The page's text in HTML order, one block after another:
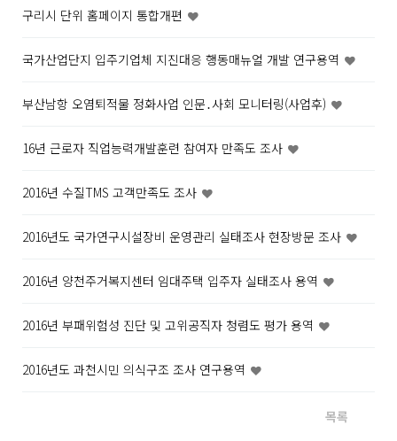
구리시 단위 홈페이지 통합개편
국가산업단지 입주기업체 지진대응 행동매뉴얼 개발 연구용역
부산남항 오염퇴적물 정화사업 인문․사회 모니터링(사업후)
16년 근로자 직업능력개발훈련 참여자 만족도 조사
2016년 수질TMS 고객만족도 조사
2016년도 국가연구시설장비 운영관리 실태조사 현장방문 조사
2016년 양천주거복지센터 임대주택 입주자 실태조사 용역
2016년 부패위험성 진단 및 고위공직자 청렴도 평가 용역
2016년도 과천시민 의식구조 조사 연구용역
목록